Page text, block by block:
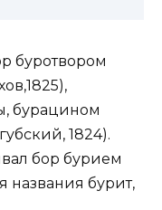
буротвором
бурацином
1824).
бор бурием
названия бурит,